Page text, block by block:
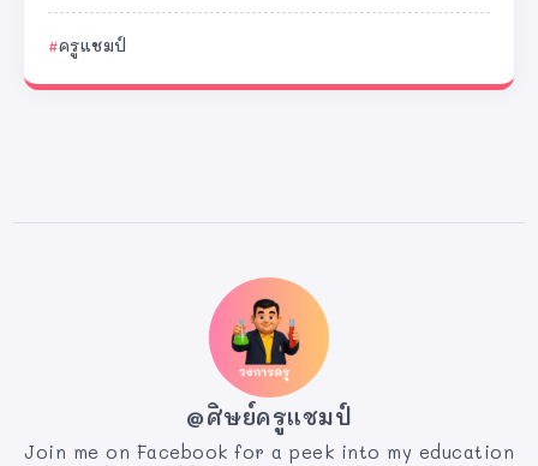
ครูแชมป์
@ศิษย์ครูแชมป์
Join me on Facebook for a peek into my education